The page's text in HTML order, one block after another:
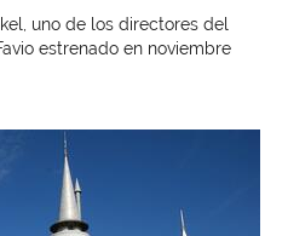
uno de los directores del
estrenado en noviembre